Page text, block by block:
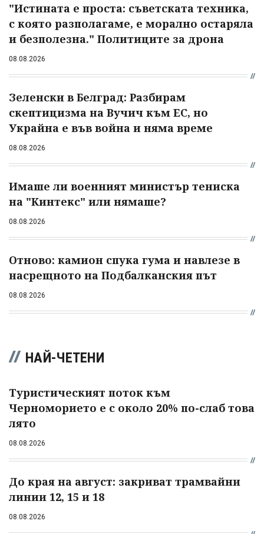
"Истината е проста: съветската техника,
с която разполагаме, е морално остаряла
и безполезна." Политиците за дрона
08.08.2026
Зеленски в Белград: Разбирам
скептицизма на Вучич към ЕС, но
Украйна е във война и няма време
08.08.2026
Имаше ли военният министър тениска
на "Кинтекс" или нямаше?
08.08.2026
Отново: камион спука гума и навлезе в
насрещното на Подбалканския път
08.08.2026
НАЙ-ЧЕТЕНИ
Туристическият поток към
Черноморието е с около 20% по-слаб това
лято
08.08.2026
До края на август: закриват трамвайни
линии 12, 15 и 18
08.08.2026